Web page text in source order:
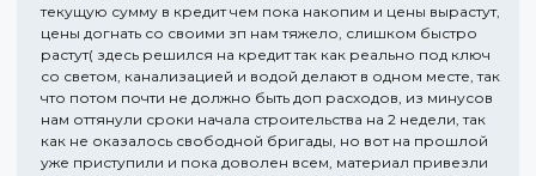
текущую сумму в кредит чем пока накопим и цены вырастут,
цены догнать со своими зп нам тяжело, слишком быстро
растут( здесь решился на кредит так как реально под ключ
со светом, канализацией и водой делают в одном месте, так
что потом почти не должно быть доп расходов, из минусов
нам оттянули сроки начала строительства на 2 недели, так
как не оказалось свободной бригады, но вот на прошлой
уже приступили и пока доволен всем, материал привезли